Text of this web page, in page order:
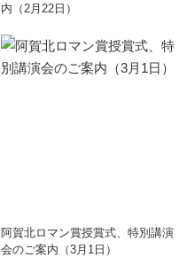
内（2月22日）
阿賀北ロマン賞授賞式、特別講演
会のご案内（3月1日）